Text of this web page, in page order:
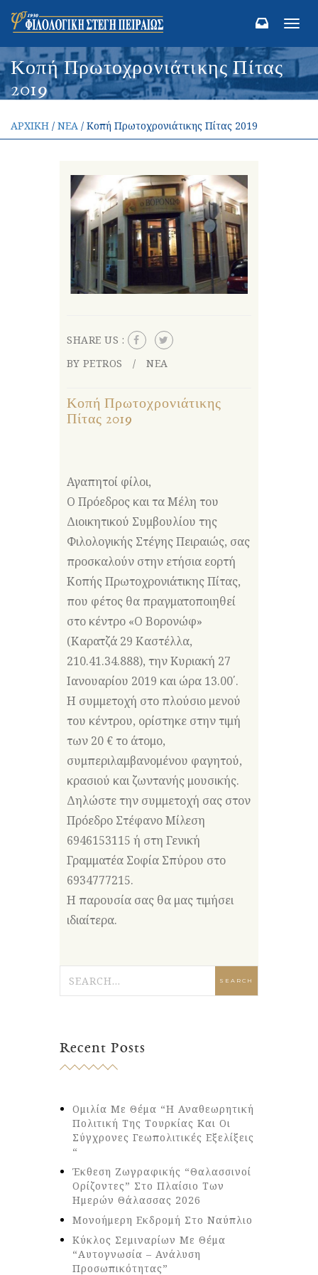
Κοπή Πρωτοχρονιάτικης Πίτας
2019
ΑΡΧΙΚΗ / ΝΕΑ / Κοπή Πρωτοχρονιάτικης Πίτας 2019
SHARE US :
BY PETROS
ΝΕΑ
Κοπή Πρωτοχρονιάτικης
Πίτας 2019
Αγαπητοί φίλοι,
Ο Πρόεδρος και τα Μέλη του
Διοικητικού Συμβουλίου της
Φιλολογικής Στέγης Πειραιώς, σας
προσκαλούν στην ετήσια εορτή
Κοπής Πρωτοχρονιάτικης Πίτας,
που φέτος θα πραγματοποιηθεί
στο κέντρο «Ο Βορονώφ»
(Καρατζά 29 Καστέλλα,
210.41.34.888), την Κυριακή 27
Ιανουαρίου 2019 και ώρα 13.00΄.
Η συμμετοχή στο πλούσιο μενού
του κέντρου, ορίστηκε στην τιμή
των 20 € το άτομο,
συμπεριλαμβανομένου φαγητού,
κρασιού και ζωντανής μουσικής.
Δηλώστε την συμμετοχή σας στον
Πρόεδρο Στέφανο Μίλεση
6946153115 ή στη Γενική
Γραμματέα Σοφία Σπύρου στο
6934777215.
Η παρουσία σας θα μας τιμήσει
ιδιαίτερα.
Recent Posts
Ομιλία Με Θέμα “Η Αναθεωρητική
Πολιτική Της Τουρκίας Και Οι
Σύγχρονες Γεωπολιτικές Εξελίξεις
“
Έκθεση Ζωγραφικής “Θαλασσινοί
Ορίζοντες” Στο Πλαίσιο Των
Ημερών Θάλασσας 2026
Μονοήμερη Εκδρομή Στο Ναύπλιο
Κύκλος Σεμιναρίων Με Θέμα
“Αυτογνωσία – Ανάλυση
Προσωπικότητας”